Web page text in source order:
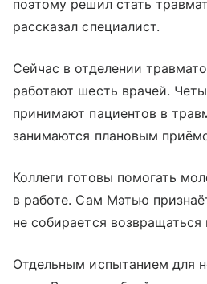
поэтому решил стать
рассказал специалист.
Сейчас в отделении
работают шесть врачей.
принимают пациентов в
занимаются плановым
Коллеги готовы помогать
в работе. Сам Мэтью
не собирается возвращаться
Отдельным испытанием для